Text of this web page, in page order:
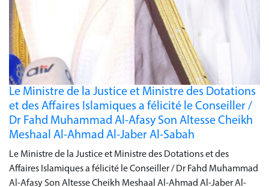
Le Ministre de la Justice et Ministre des Dotations
et des Affaires Islamiques a félicité le Conseiller /
Dr Fahd Muhammad Al-Afasy Son Altesse Cheikh
Meshaal Al-Ahmad Al-Jaber Al-Sabah
Le Ministre de la Justice et Ministre des Dotations et des
Affaires Islamiques a félicité le Conseiller / Dr Fahd Muhammad
Al-Afasy Son Altesse Cheikh Meshaal Al-Ahmad Al-Jaber Al-